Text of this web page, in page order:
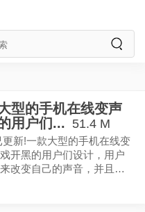
型的手机在线变声
用户们... 51.4 M
新!一款大型的手机在线变
开黑的用户们设计，用户
改变自己的声音，并且还
还有各种变音，来恶搞自